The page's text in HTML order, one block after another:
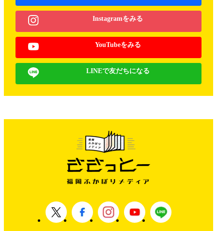
Instagramをみる
YouTubeをみる
LINEで友だちになる